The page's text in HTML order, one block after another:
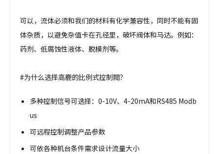
可以，流体必须和我们的材料有化学兼容性，同时不能有固
体杂质，以避免杂值卡在孔径里，破坏阀体和马达。例如：
药剂、低腐蚀性液体、脱模剂等。
#为什么选择高鹿的比例式控制閥？
多种控制信号可选择：0-10V、4-20mA和RS485 Modb
us
可远程控制调整产品参数
可依各种机台条件需求设计流量大小